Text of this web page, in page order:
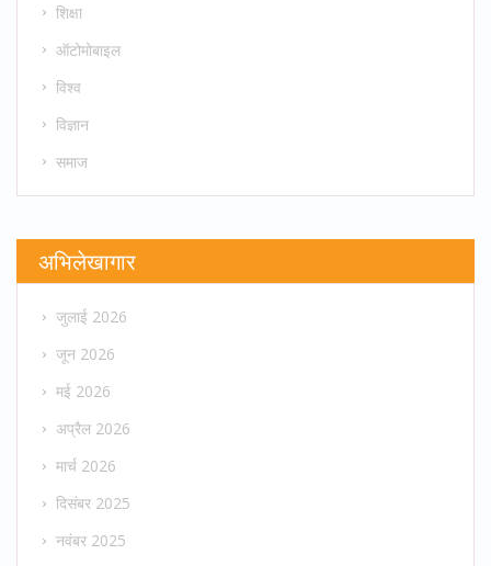
शिक्षा
ऑटोमोबाइल
विश्व
विज्ञान
समाज
अभिलेखागार
जुलाई 2026
जून 2026
मई 2026
अप्रैल 2026
मार्च 2026
दिसंबर 2025
नवंबर 2025